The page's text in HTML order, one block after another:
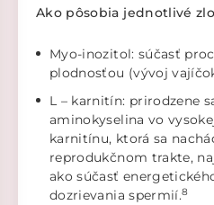
Ako pôsobia jednotlivé
Myo-inozitol: súčasť
plodnosťou (vývoj
L – karnitín: prirodzene
aminokyselina vo
karnitínu, ktorá sa
reprodukčnom trakte,
ako súčasť
dozrievania spermií.8